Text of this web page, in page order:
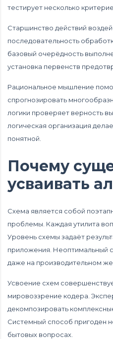
тестирует несколько
Старшинство действий
последовательность
базовый очерёдность
установка первенств
Рациональное мышление
спрогнозировать
логики проверяет верность
логическая организация
понятной.
Почему
усваивать
Схема является собой
проблемы. Каждая утилита
Уровень схемы задаёт
приложения. Неоптимальный
даже на производительном
Усвоение схем
мировоззрение кодера.
декомпозировать
Системный способ пригоден
бытовых вопросах.